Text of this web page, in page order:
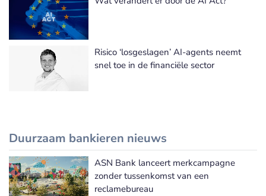
Risico ‘losgeslagen’ AI-agents neemt
snel toe in de financiële sector
Duurzaam bankieren nieuws
Meer Duurzaam bankieren nieuws
ASN Bank lanceert merkcampagne
zonder tussenkomst van een
reclamebureau